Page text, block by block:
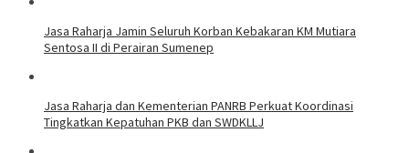
Jasa Raharja Jamin Seluruh Korban Kebakaran KM Mutiara
Sentosa II di Perairan Sumenep
Jasa Raharja dan Kementerian PANRB Perkuat Koordinasi
Tingkatkan Kepatuhan PKB dan SWDKLLJ